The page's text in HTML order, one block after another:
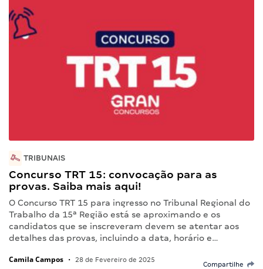
TRIBUNAIS
Concurso TRT 15: convocação para as
provas. Saiba mais aqui!
O Concurso TRT 15 para ingresso no Tribunal Regional do
Trabalho da 15ª Região está se aproximando e os
candidatos que se inscreveram devem se atentar aos
detalhes das provas, incluindo a data, horário e…
Camila Campos • 28 de Fevereiro de 2025
Compartilhe